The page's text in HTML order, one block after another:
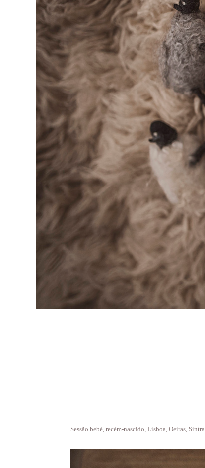
Sessão bebé, recém-nascido, Lisboa, Oeiras, Sintra